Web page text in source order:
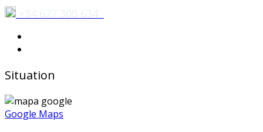
Situation
Google Maps